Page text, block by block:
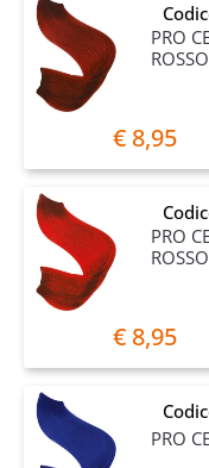
PRO
€ 8,95
PRO
ROSSO
€ 8,95
PRO